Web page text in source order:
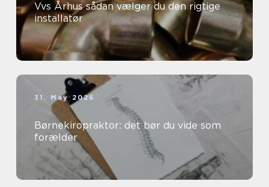
Vvs Århus sådan vælger du den rigtige
installatør
31. May 2026
Børnekiropraktor: det bør du vide som
forælder